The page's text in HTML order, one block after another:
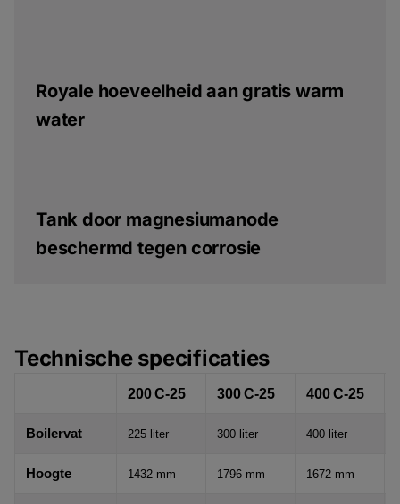
Royale hoeveelheid aan gratis warm
water
Tank door magnesiumanode
beschermd tegen corrosie
Technische specificaties
200 C-25 300 C-25 400 C-25
Boilervat 225 liter 300 liter 400 liter
Hoogte 1432 mm 1796 mm 1672 mm